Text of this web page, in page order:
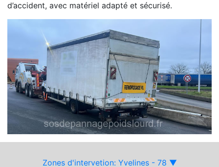
d’accident, avec matériel adapté et sécurisé.
Zones d'intervetion: Yvelines - 78 ▼